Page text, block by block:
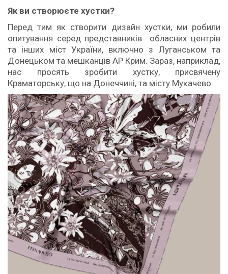
Як ви створюєте хустки?
Перед тим як створити дизайн хустки, ми робили
опитування серед представників обласних центрів
та інших міст України, включно з Луганськом та
Донецьком та мешканців АР Крим. Зараз, наприклад,
нас просять зробити хустку, присвячену
Краматорську, що на Донеччині, та місту Мукачево.